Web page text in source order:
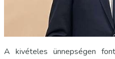
A kivételes ünnepségen